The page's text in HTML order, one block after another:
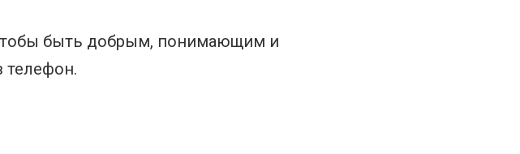
быть добрым, понимающим и
телефон.